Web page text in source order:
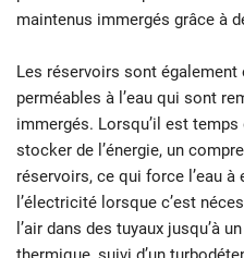
maintenus immergés grâce à
Les réservoirs sont également
perméables à l’eau qui sont
immergés. Lorsqu’il est
stocker de l’énergie, un
réservoirs, ce qui force l’eau
l’électricité lorsque c’est
l’air dans des tuyaux jusqu’à